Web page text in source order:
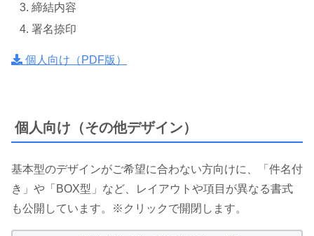
締結内容
署名捺印
個人向け（PDF版）
個人向け（その他デザイン）
基本型のデザインがご希望に合わない方向けに、「件名付
き」や「BOX型」など、レイアウトや項目が異なる書式
も公開しています。※クリックで開閉します。